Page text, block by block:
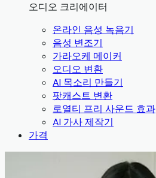
오디오 크리에이터
온라인 음성 녹음기
음성 변조기
가라오케 메이커
오디오 변환
AI 목소리 만들기
팟캐스트 변환
로열티 프리 사운드 효과
AI 가사 제작기
가격